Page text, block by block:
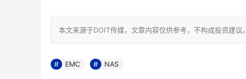
本文来源于DOIT传媒，文章内容仅供参考，不构成投资建议。
EMC NAS